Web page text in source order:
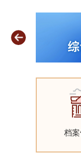
档案开
关于做
审工作的
档